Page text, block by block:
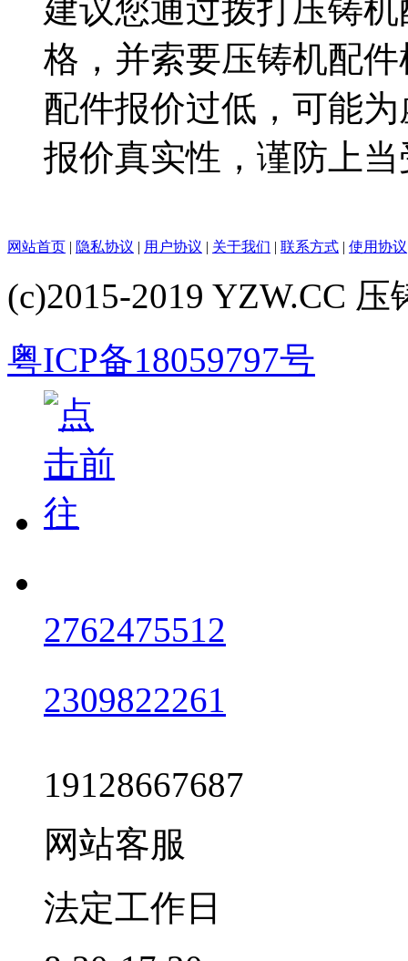
建议您通过拨打压铸
格，并索要压铸机配
配件报价过低，可能
报价真实性，谨防上
网站首页 | 隐私协议 | 用户协议 | 关于我们 | 联系方式 | 使用协议
(c)2015-2019 YZW.CC 压
粤ICP备18059797号
2762475512
2309822261
19128667687
网站客服
法定工作日